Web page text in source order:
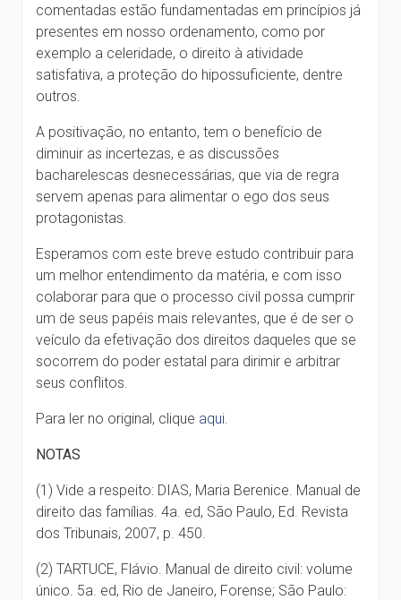
comentadas estão fundamentadas em princípios já
presentes em nosso ordenamento, como por
exemplo a celeridade, o direito à atividade
satisfativa, a proteção do hipossuficiente, dentre
outros.
A positivação, no entanto, tem o benefício de
diminuir as incertezas, e as discussões
bacharelescas desnecessárias, que via de regra
servem apenas para alimentar o ego dos seus
protagonistas.
Esperamos com este breve estudo contribuir para
um melhor entendimento da matéria, e com isso
colaborar para que o processo civil possa cumprir
um de seus papéis mais relevantes, que é de ser o
veículo da efetivação dos direitos daqueles que se
socorrem do poder estatal para dirimir e arbitrar
seus conflitos.
Para ler no original, clique aqui
NOTAS
(1) Vide a respeito: DIAS, Maria Berenice. Manual de
direito das famílias. 4a. ed, São Paulo, Ed. Revista
dos Tribunais, 2007, p. 450.
(2) TARTUCE, Flávio. Manual de direito civil: volume
único. 5a. ed, Rio de Janeiro, Forense; São Paulo: